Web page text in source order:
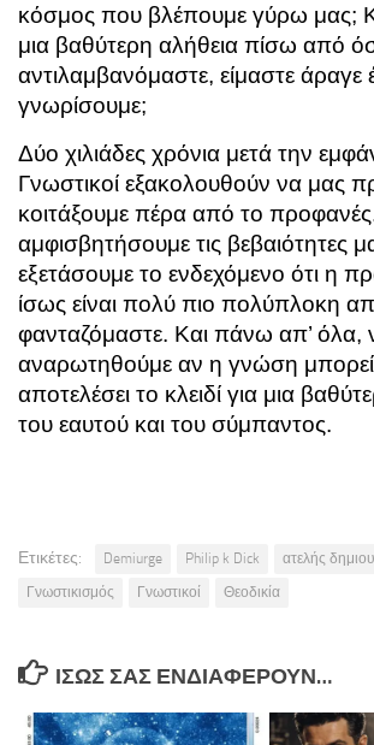
κόσμος που βλέπουμε γύρω μας;
μια βαθύτερη αλήθεια πίσω από
αντιλαμβανόμαστε, είμαστε άραγε
γνωρίσουμε;
Δύο χιλιάδες χρόνια μετά την
Γνωστικοί εξακολουθούν να μας
κοιτάξουμε πέρα από το
αμφισβητήσουμε τις βεβαιότητες
εξετάσουμε το ενδεχόμενο ότι η
ίσως είναι πολύ πιο πολύπλοκη
φανταζόμαστε. Και πάνω απ’ όλα,
αναρωτηθούμε αν η γνώση
αποτελέσει το κλειδί για μια
του εαυτού και του σύμπαντος.
Ετικέτες: Demiurge Philip k Dick
ατελής
Γνωστικισμός
Γνωστικοί Θεοδικία
ΊΣΩΣ ΣΑΣ ΕΝΔΙΑΦΈΡΟΥΝ…